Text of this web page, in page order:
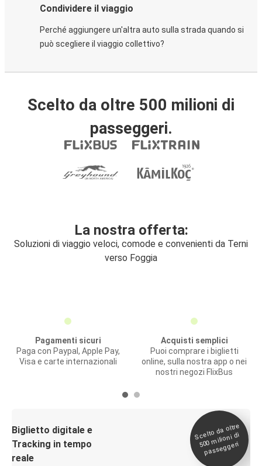
Condividere il viaggio
Perché aggiungere un'altra auto sulla strada quando si
può scegliere il viaggio collettivo?
Scelto da oltre 500 milioni di
passeggeri.
La nostra offerta:
Soluzioni di viaggio veloci, comode e convenienti da Terni
verso Foggia
Pagamenti sicuri
Paga con Paypal, Apple Pay,
Visa e carte internazionali
Acquisti semplici
Puoi comprare i biglietti
online, sulla nostra app o nei
nostri negozi FlixBus
Biglietto digitale e
Tracking in tempo
reale
Scelto da oltre
500
milioni di
passeggeri